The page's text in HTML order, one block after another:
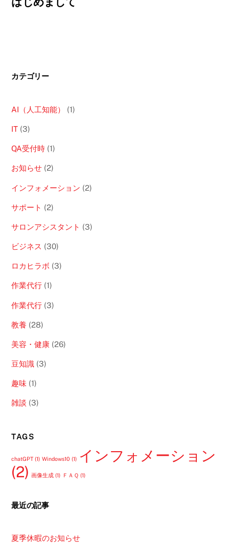
カテゴリー
AI（人工知能） (1)
IT (3)
QA受付時 (1)
お知らせ (2)
インフォメーション (2)
サポート (2)
サロンアシスタント (3)
ビジネス (30)
ロカヒラボ (3)
作業代行 (1)
作業代行 (3)
教養 (28)
美容・健康 (26)
豆知識 (3)
趣味 (1)
雑談 (3)
TAGS
chatGPT (1) Windows10 (1) インフォメーション
(2) 画像生成 (1) ＦＡＱ (1)
最近の記事
夏季休暇のお知らせ